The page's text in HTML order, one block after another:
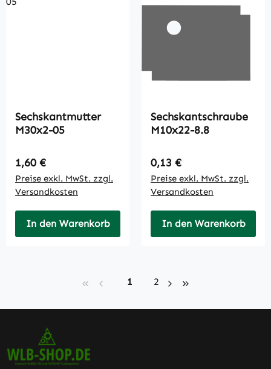
Sechskantmutter
M30x2-05
Regulärer Preis:
1,60 €
Preise exkl. MwSt. zzgl.
Versandkosten
In den Warenkorb
Sechskantschraube
M10x22-8.8
Regulärer Preis:
0,13 €
Preise exkl. MwSt. zzgl.
Versandkosten
In den Warenkorb
Seite
1 Seite
2